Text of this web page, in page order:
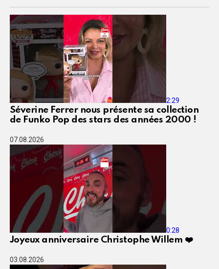
2:29
Séverine Ferrer nous présente sa collection
de Funko Pop des stars des années 2000 !
07.08.2026
0:28
Joyeux anniversaire Christophe Willem ❤️
03.08.2026